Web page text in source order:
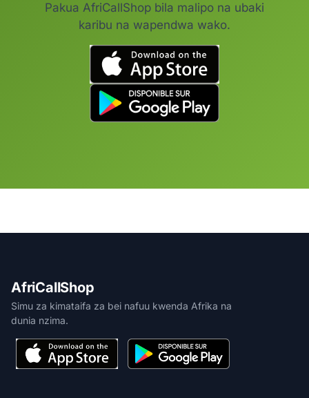
Pakua AfriCallShop bila malipo na ubaki
karibu na wapendwa wako.
AfriCallShop
Simu za kimataifa za bei nafuu kwenda Afrika na
dunia nzima.